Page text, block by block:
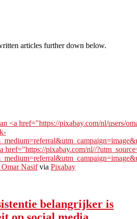
articles further down below.
Omar Nasifvia Pixabay
belangrijker is